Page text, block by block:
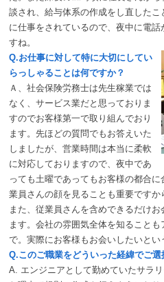
談され、給与体系の作成をし直した
に仕事をされているので、夜中に電
すね。
Q.お仕事に対して特に大切にしてい
らっしゃることは何ですか？
Ａ、社会保険労務士は先生稼業では
なく、サービス業だと思っておりま
すのでお客様第一で取り組んでおり
ます。先ほどの質問でもお答えいた
しましたが、営業時間は本当に柔軟
に対応しておりますので、夜中であ
っても土曜であってもお客様の都合
業員さんの顔を見ることも重要ですか
また、従業員さんを含めできるだけ
ます。会社の雰囲気全体を知ること
で。実際にお客様もお会いしたいとい
Q.このご職業をどういった経緯でご選
A. エンジニアとして勤めていたサラ